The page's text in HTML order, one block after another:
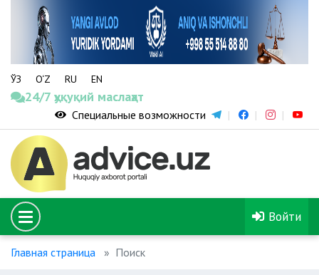
ЎЗ O‘Z RU EN
24/7 ҳуқуқий маслаҳат
Специальные возможности
Войти
Главная страница Поиск